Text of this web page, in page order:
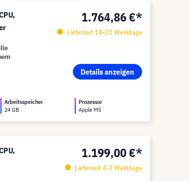
1.764,86 €*
Lieferzeit 14-21 Werktage
Details anzeigen
Arbeitsspeicher
24 GB
Prozessor
Apple M5
1.199,00 €*
Lieferzeit 4-7 Werktage